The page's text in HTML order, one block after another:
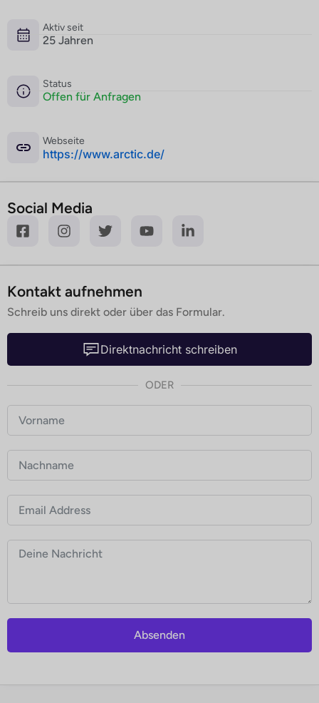
Aktiv seit
25 Jahren
Status
Offen für Anfragen
Webseite
­https://www.arctic.de/
Social Media
Kontakt aufnehmen
Schreib uns direkt oder über das Formular.
Direktnachricht schreiben
ODER
Absenden